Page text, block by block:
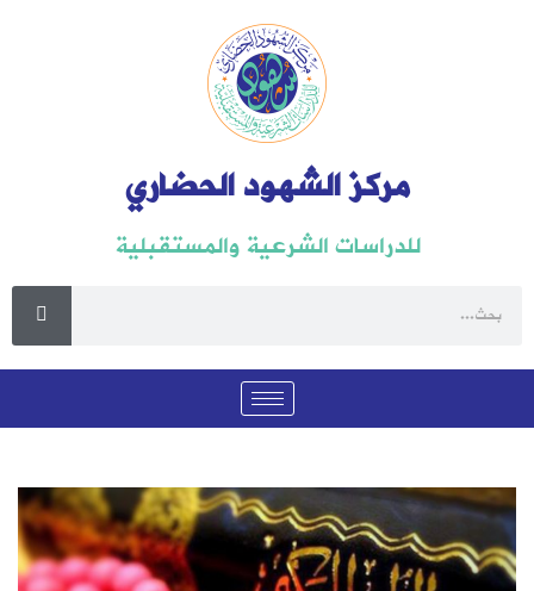
مركز الشهود الحضاري
للدراسات الشرعية والمستقبلية